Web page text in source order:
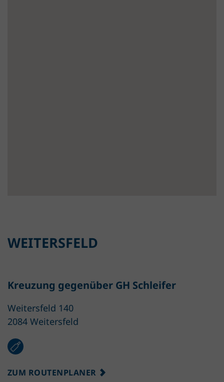
WEITERSFELD
Kreuzung gegenüber GH Schleifer
Weitersfeld 140
2084 Weitersfeld
ZUM ROUTENPLANER